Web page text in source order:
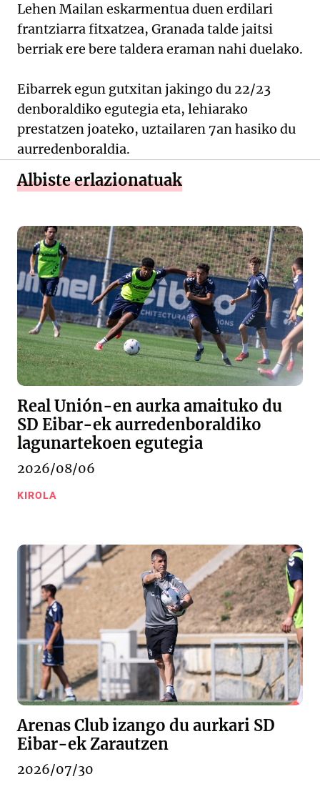
Lehen Mailan eskarmentua duen erdilari
frantziarra fitxatzea, Granada talde jaitsi
berriak ere bere taldera eraman nahi duelako.
Eibarrek egun gutxitan jakingo du 22/23
denboraldiko egutegia eta, lehiarako
prestatzen joateko, uztailaren 7an hasiko du
aurredenboraldia.
Albiste erlazionatuak
Real Unión-en aurka amaituko du
SD Eibar-ek aurredenboraldiko
lagunartekoen egutegia
2026/08/06
KIROLA
Arenas Club izango du aurkari SD
Eibar-ek Zarautzen
2026/07/30